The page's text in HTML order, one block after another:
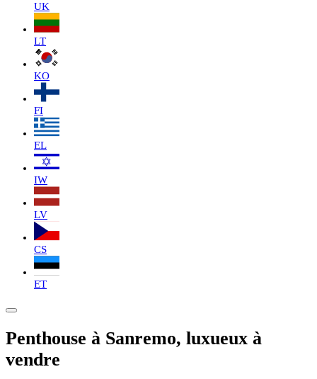
UK
LT
KO
FI
EL
IW
LV
CS
ET
Penthouse à Sanremo, luxueux à
vendre